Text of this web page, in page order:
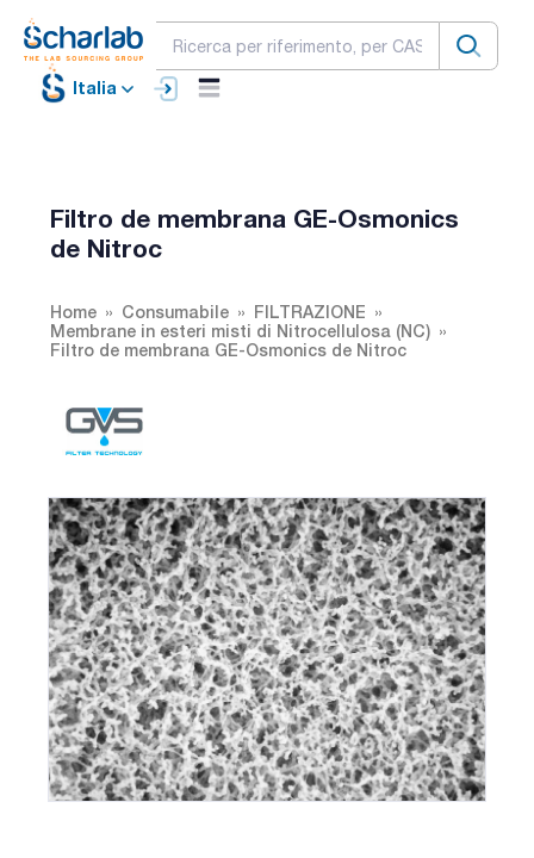
Italia
Filtro de membrana GE-Osmonics
de Nitroc
Home Consumabile
FILTRAZIONE
Membrane in esteri misti di Nitrocellulosa (NC)
Filtro de membrana GE-Osmonics de Nitroc